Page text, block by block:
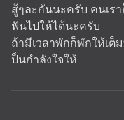
สู้ๆละกันนะครับ คนเร
ฟันไปให้ได้นะครับ
ถ้ามีเวลาพักก็พักให้เต็
ป็นกำลังใจให้